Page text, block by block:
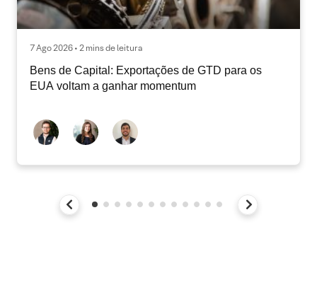
7 Ago 2026 • 2 mins de leitura
Bens de Capital: Exportações de GTD para os
EUA voltam a ganhar momentum